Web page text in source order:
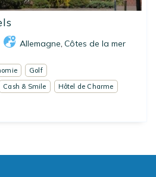
Allemagne Côtes de la mer
Golf
Cash & Smile
Hôtel de Charme